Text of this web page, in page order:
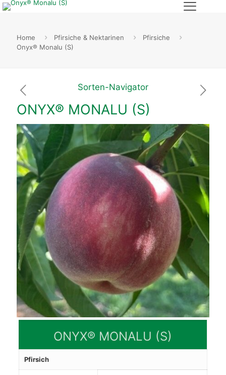
Home Pfirsiche & Nektarinen
Pfirsiche
Onyx® Monalu (S)
Sorten-Navigator
ONYX® MONALU (S)
ONYX® MONALU (S)
Pfirsich